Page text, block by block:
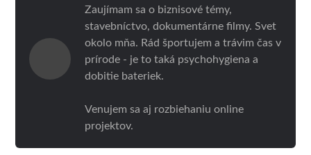
Zaujímam sa o biznisové témy,
stavebníctvo, dokumentárne filmy. Svet
okolo mňa. Rád športujem a trávim čas v
prírode - je to taká psychohygiena a
dobitie bateriek.
Venujem sa aj rozbiehaniu online
projektov.